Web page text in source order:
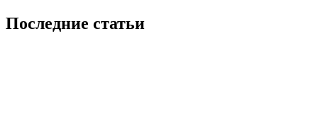
Последние статьи